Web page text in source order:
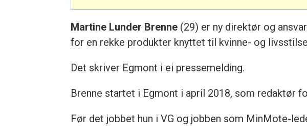
Martine Lunder Brenne (29) er ny direktør og
for en rekke produkter knyttet til kvinne- og
Det skriver Egmont i ei pressemelding.
Brenne startet i Egmont i april 2018, som redaktør
Før det jobbet hun i VG og jobben som MinMote-